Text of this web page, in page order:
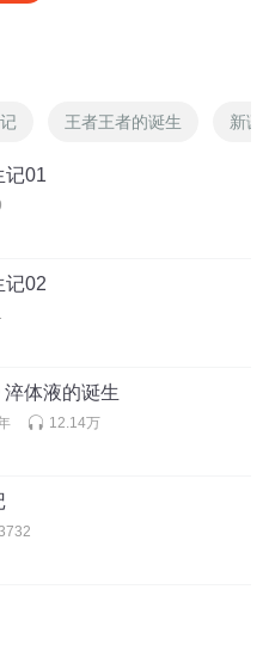
王者王者的诞生 新诞
记01
记02
体液的诞生
12.14万